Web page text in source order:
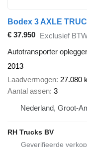
Bodex 3 AXLE
€ 37.950 Exclusief
Autotransporter oplegger
2013
Laadvermogen 27.080
Aantal assen 3
Nederland, Groot-
RH Trucks BV